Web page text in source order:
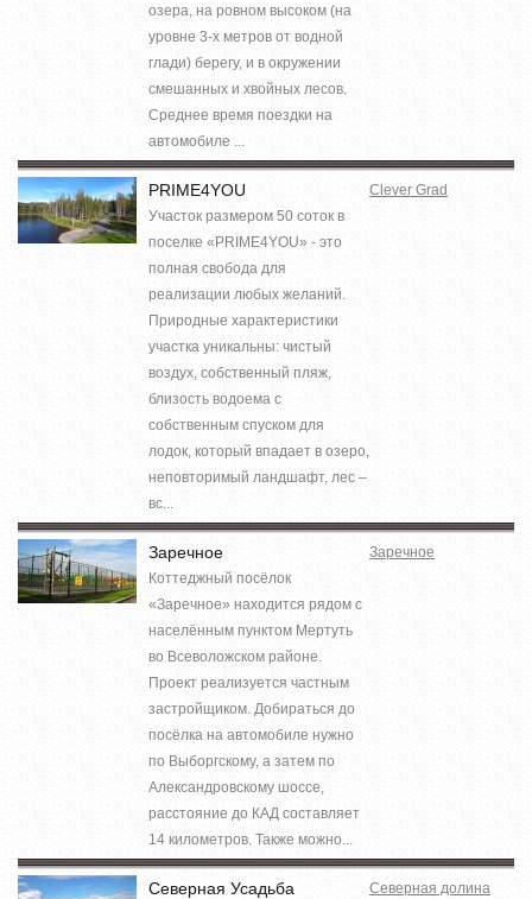
озера, на ровном высоком (на
уровне 3-х метров от водной
глади) берегу, и в окружении
смешанных и хвойных лесов.
Среднее время поездки на
автомобиле ...
PRIME4YOU
Участок размером 50 соток в
поселке «PRIME4YOU» - это
полная свобода для
реализации любых желаний.
Природные характеристики
участка уникальны: чистый
воздух, собственный пляж,
близость водоема с
собственным спуском для
лодок, который впадает в озеро,
неповторимый ландшафт, лес –
вс...
Clever Grad
Заречное
Коттеджный посёлок
«Заречное» находится рядом с
населённым пунктом Мертуть
во Всеволожском районе.
Проект реализуется частным
застройщиком. Добираться до
посёлка на автомобиле нужно
по Выборгскому, а затем по
Александровскому шоссе,
расстояние до КАД составляет
14 километров. Также можно...
Заречное
Северная Усадьба Северная долина